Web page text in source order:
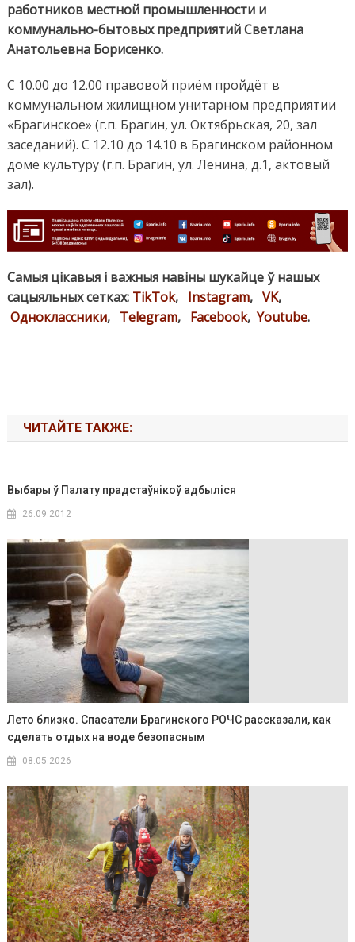
работников местной промышленности и
коммунально-бытовых предприятий Светлана
Анатольевна Борисенко.
С 10.00 до 12.00 правовой приём пройдёт в
коммунальном жилищном унитарном предприятии
«Брагинское» (г.п. Брагин, ул. Октябрьская, 20, зал
заседаний). С 12.10 до 14.10 в Брагинском районном
доме культуру (г.п. Брагин, ул. Ленина, д.1, актовый
зал).
Самыя цікавыя і важныя навіны шукайце ў нашых
сацыяльных сетках: TikTok, Instagram, VK,
Одноклассники, Telegram, Facebook, Youtube.
ЧИТАЙТЕ ТАКЖЕ:
Выбары ў Палату прадстаўнікоў адбыліся
26.09.2012
Лето близко. Спасатели Брагинского РОЧС рассказали, как
сделать отдых на воде безопасным
08.05.2026